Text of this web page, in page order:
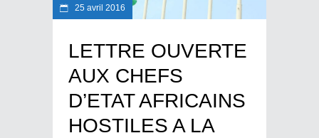
25 avril 2016
LETTRE OUVERTE
AUX CHEFS
D’ETAT AFRICAINS
HOSTILES A LA